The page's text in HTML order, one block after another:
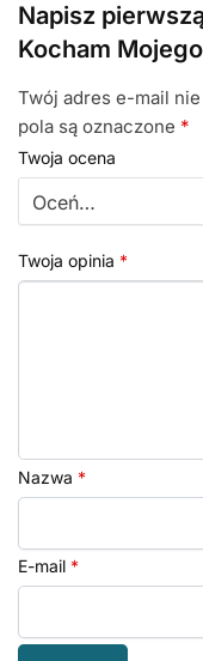
Napisz
Kocham
Twój adres e-mail
pola są oznaczone *
Twoja ocena
Twoja opinia *
Nazwa *
E-mail *